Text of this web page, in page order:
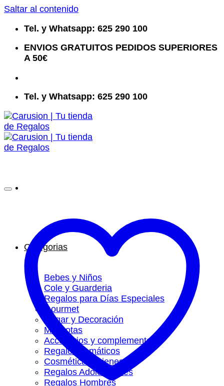
Saltar al contenido
Tel. y Whatsapp: 625 290 100
ENVIOS GRATUITOS PEDIDOS SUPERIORES
A 50€
Tel. y Whatsapp: 625 290 100
Categorias
Bebes y Niños
Cole y Guarderia
Regalos para Días Especiales
Gourmet
Hogar y Decoración
Mascotas
Accesorios y complementos
Regalos Temáticos
Cosmética y Bienestar
Regalos Adolescentes
Regalos Hombres